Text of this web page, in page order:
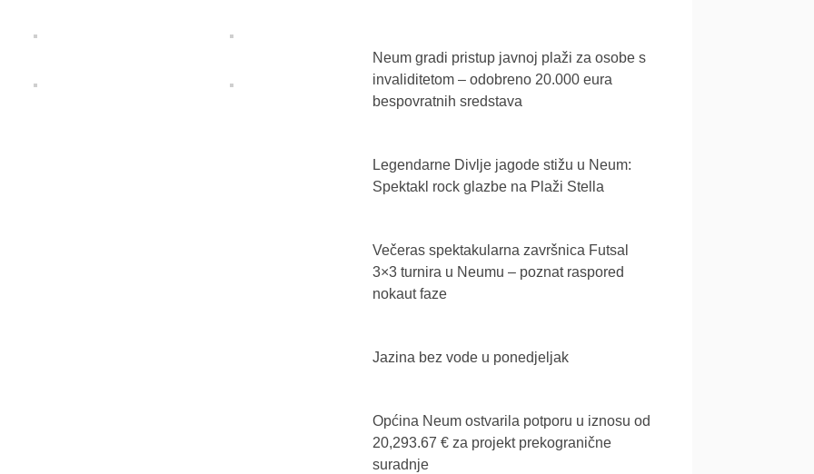
Neum gradi pristup javnoj plaži za osobe s
invaliditetom – odobreno 20.000 eura
bespovratnih sredstava
Legendarne Divlje jagode stižu u Neum:
Spektakl rock glazbe na Plaži Stella
Večeras spektakularna završnica Futsal
3×3 turnira u Neumu – poznat raspored
nokaut faze
Jazina bez vode u ponedjeljak
Općina Neum ostvarila potporu u iznosu od
20,293.67 € za projekt prekogranične
suradnje